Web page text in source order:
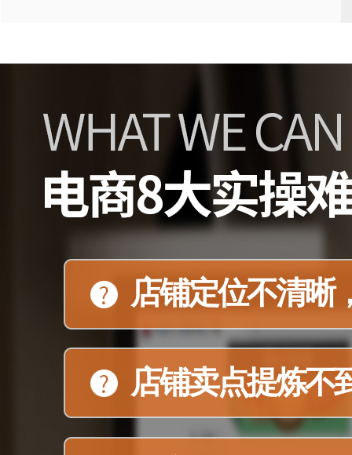
店铺定位不清晰
店铺卖点提炼不